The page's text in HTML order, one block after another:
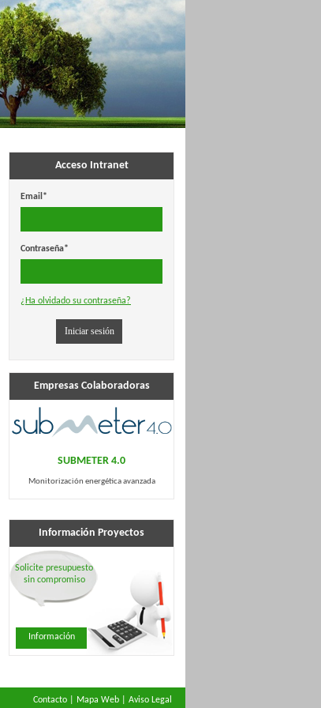
Acceso Intranet
Email*
Contraseña*
¿Ha olvidado su contraseña?
Empresas Colaboradoras
SUBMETER 4.0
Monitorización energética avanzada
Información Proyectos
Solicite presupuesto
sin compromiso
Información
Contacto Mapa Web Aviso Legal